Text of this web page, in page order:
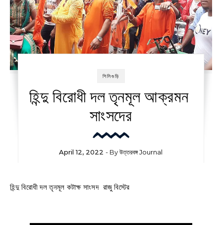
শিলিগুড়ি
হিন্দু বিরোধী দল তৃনমূল আক্রমন
সাংসদের
April 12, 2022 - Byউত্তরবঙ্গ Journal
হিন্দু বিরোধী দল তৃনমূল কটাক্ষ সাংসদ রাজু বিস্টের